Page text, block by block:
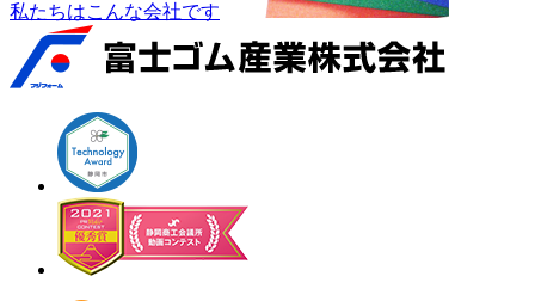
私たちはこんな会社です